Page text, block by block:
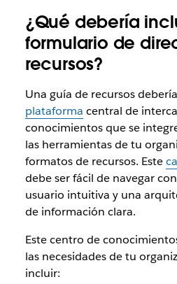
¿Qué debería
formulario de
recursos?
Una guía de recursos
plataforma central de
conocimientos que se
las herramientas de tu
formatos de recursos. Este
debe ser fácil de navegar
usuario intuitiva y una
de información clara.
Este centro de
las necesidades de tu
incluir: